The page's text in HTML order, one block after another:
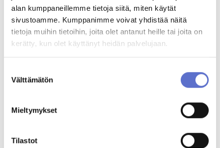
alan kumppaneillemme tietoja siitä, miten käytät
sivustoamme. Kumppanimme voivat yhdistää näitä
tietoja muihin tietoihin, joita olet antanut heille tai joita on
kerätty, kun olet käyttänyt heidän palvelujaan.
valinta
Välttämätön
Mieltymykset
Tilastot
ENG,
FIN
Heikki Tuominen
Automyyjä & PBV-Mallit